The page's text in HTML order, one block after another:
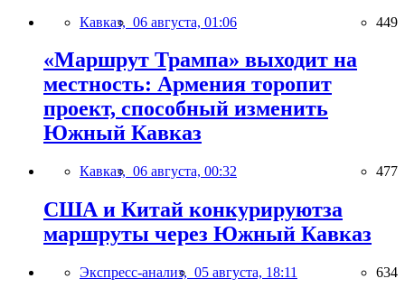
Кавказ, 06 августа, 01:06 449
«Маршрут Трампа» выходит на
местность: Армения торопит
проект, способный изменить
Южный Кавказ
Кавказ, 06 августа, 00:32 477
США и Китай конкурируютза
маршруты через Южный Кавказ
Экспресс-анализ, 05 августа, 18:11 634